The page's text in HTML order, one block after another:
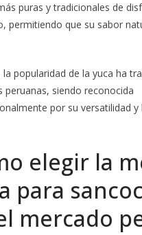
puras y tradicionales de
permitiendo que su sabor
la popularidad de la yuca ha
peruanas, siendo reconocida
por su versatilidad y
elegir la
para
mercado